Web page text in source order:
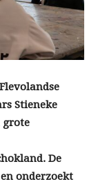
Stieneke
grote
De
onderzoekt